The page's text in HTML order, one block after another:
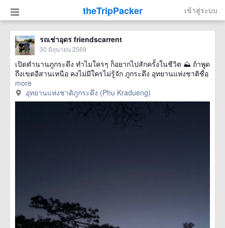
theTripPacker เข้าสู่ระบบ
รถเช่าอุดร friendscarrent
30 มิถุนายน 2569
เปิดตำนานภูกระดึง ทำไมใครๆ ก็อยากไปสักครั้งในชีวิต ⛰️ ถ้าพูด
ถึงเขตอีสานเหนือ คงไม่มีใครไม่รู้จัก ภูกระดึง อุทยานแห่งชาติชื่อ
more
อุทยานแห่งชาติภูกระดึง (Phu Kradueng)